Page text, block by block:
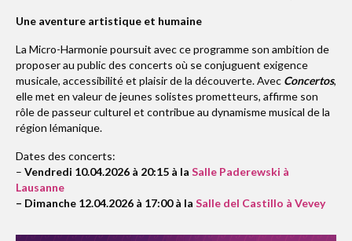
Une aventure artistique et humaine
La Micro-Harmonie poursuit avec ce programme son ambition de
proposer au public des concerts où se conjuguent exigence
musicale, accessibilité et plaisir de la découverte. Avec Concertos,
elle met en valeur de jeunes solistes prometteurs, affirme son
rôle de passeur culturel et contribue au dynamisme musical de la
région lémanique.
Dates des concerts:
– Vendredi 10.04.2026 à 20:15 à la Salle Paderewski à
Lausanne
– Dimanche 12.04.2026 à 17:00 à la Salle del Castillo à Vevey